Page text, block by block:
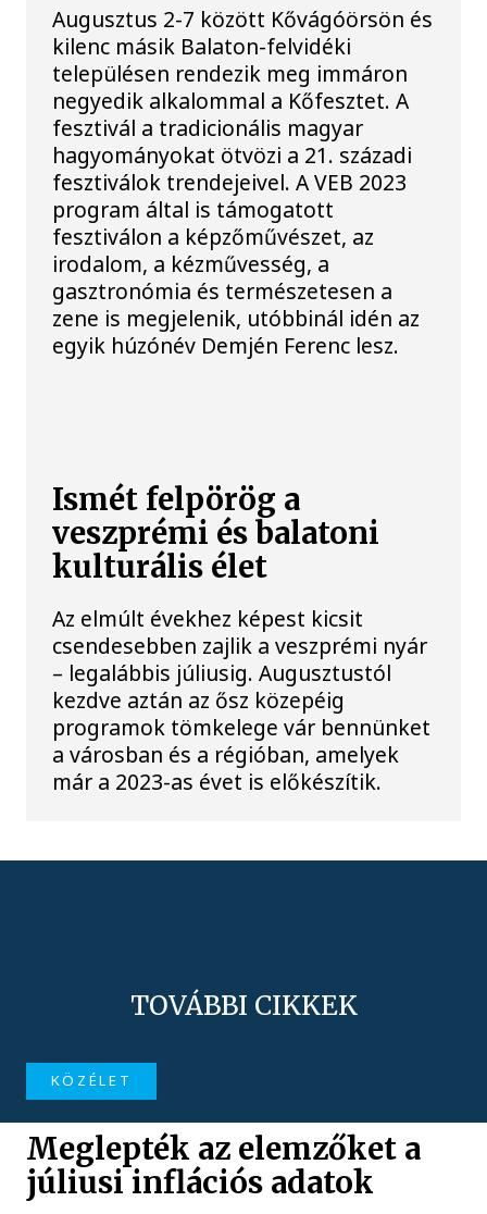
Augusztus 2-7 között Kővágóörsön és
kilenc másik Balaton-felvidéki
településen rendezik meg immáron
negyedik alkalommal a Kőfesztet. A
fesztivál a tradicionális magyar
hagyományokat ötvözi a 21. századi
fesztiválok trendejeivel. A VEB 2023
program által is támogatott
fesztiválon a képzőművészet, az
irodalom, a kézművesség, a
gasztronómia és természetesen a
zene is megjelenik, utóbbinál idén az
egyik húzónév Demjén Ferenc lesz.
Ismét felpörög a
veszprémi és balatoni
kulturális élet
Az elmúlt évekhez képest kicsit
csendesebben zajlik a veszprémi nyár
– legalábbis júliusig. Augusztustól
kezdve aztán az ősz közepéig
programok tömkelege vár bennünket
a városban és a régióban, amelyek
már a 2023-as évet is előkészítik.
TOVÁBBI CIKKEK
KÖZÉLET
Meglepték az elemzőket a
júliusi inflációs adatok